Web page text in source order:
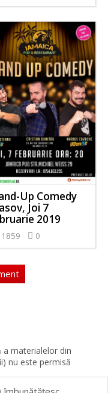
Up Comedy
Joi 7
2019
1859 0
a materialelor din
nu este permisă